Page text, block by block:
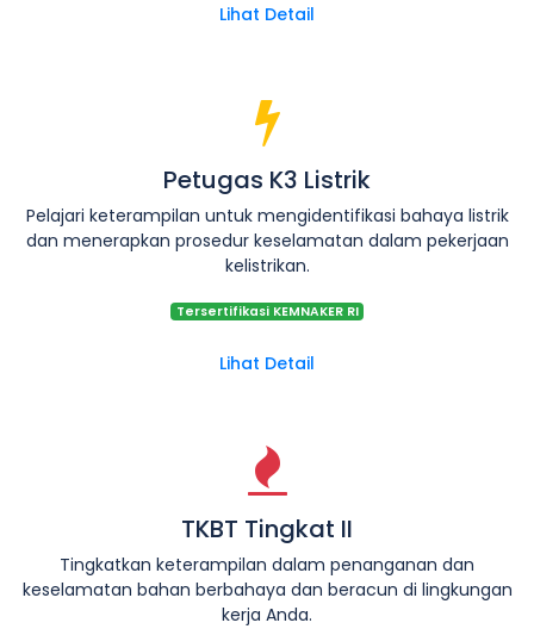
Lihat Detail
Petugas K3 Listrik
Pelajari keterampilan untuk mengidentifikasi bahaya listrik
dan menerapkan prosedur keselamatan dalam pekerjaan
kelistrikan.
Tersertifikasi KEMNAKER RI
Lihat Detail
TKBT Tingkat II
Tingkatkan keterampilan dalam penanganan dan
keselamatan bahan berbahaya dan beracun di lingkungan
kerja Anda.